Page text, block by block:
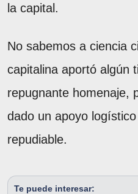
la capital.
No sabemos a ciencia
capitalina aportó algún
repugnante homenaje,
dado un apoyo
repudiable.
Te puede interesar: